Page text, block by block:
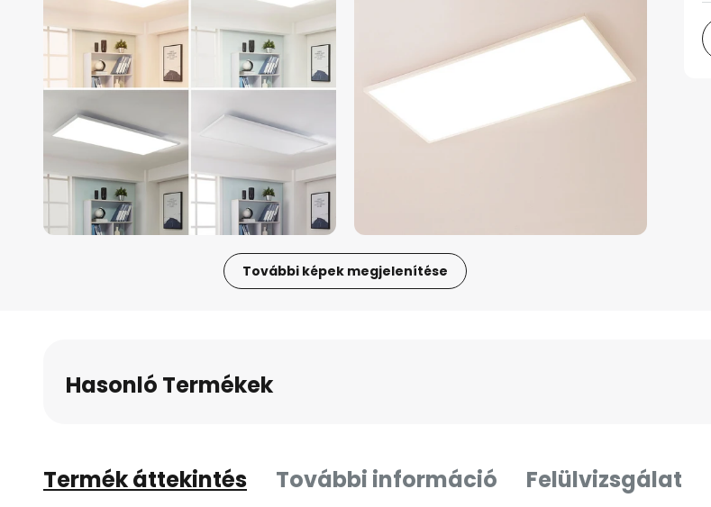
További képek megjelenítése
Hasonló Termékek
Termék áttekintés További információ Felülvizsgálat